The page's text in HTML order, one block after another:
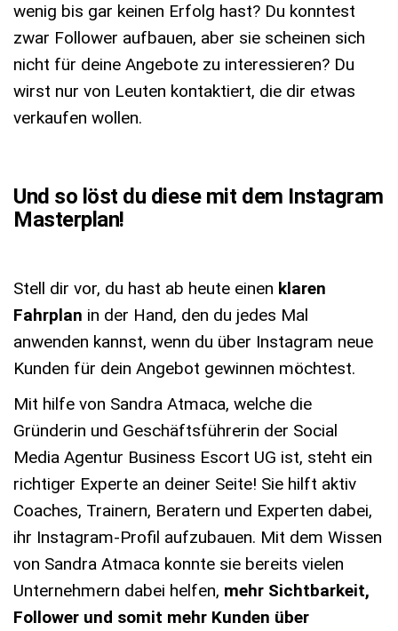
wenig bis gar keinen Erfolg hast? Du konntest
zwar Follower aufbauen, aber sie scheinen sich
nicht für deine Angebote zu interessieren? Du
wirst nur von Leuten kontaktiert, die dir etwas
verkaufen wollen.
Und so löst du diese mit dem Instagram
Masterplan!
Stell dir vor, du hast ab heute einen klaren
Fahrplan in der Hand, den du jedes Mal
anwenden kannst, wenn du über Instagram neue
Kunden für dein Angebot gewinnen möchtest.
Mit hilfe von Sandra Atmaca, welche die
Gründerin und Geschäftsführerin der Social
Media Agentur Business Escort UG ist, steht ein
richtiger Experte an deiner Seite! Sie hilft aktiv
Coaches, Trainern, Beratern und Experten dabei,
ihr Instagram-Profil aufzubauen. Mit dem Wissen
von Sandra Atmaca konnte sie bereits vielen
Unternehmern dabei helfen, mehr Sichtbarkeit,
Follower und somit mehr Kunden über